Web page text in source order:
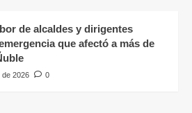
de alcaldes y dirigentes
que afectó a más de
de 2026 0